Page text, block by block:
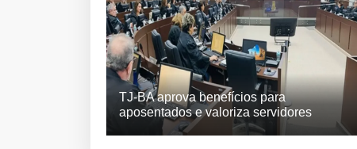
TJ-BA aprova benefícios para
aposentados e valoriza servidores